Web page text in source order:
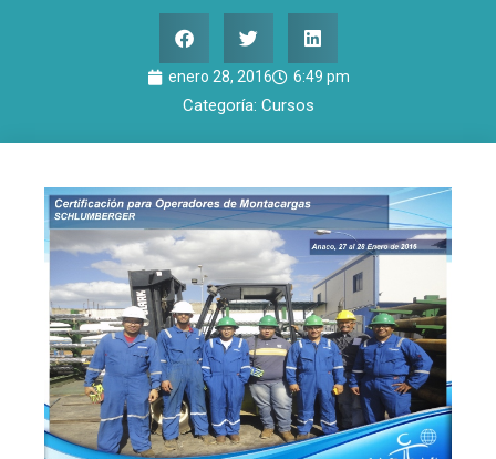
enero 28, 2016 6:49 pm
Categoría: Cursos